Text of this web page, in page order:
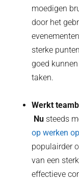
moedigen
door het
sterke
goed
taken.
Werkt
‍ Nu steeds
op werken
populairder
van een
effectieve